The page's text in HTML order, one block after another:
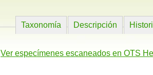
Taxonomía Descripción
Ver especímenes escaneados en OTS